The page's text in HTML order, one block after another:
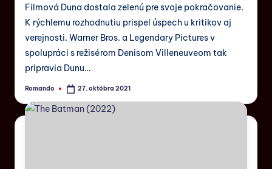
Filmová Duna dostala zelenú pre svoje pokračovanie.
K rýchlemu rozhodnutiu prispel úspech u kritikov aj
verejnosti. Warner Bros. a Legendary Pictures v
spolupráci s režisérom Denisom Villeneuveom tak
pripravia Dunu…
Romando 27. októbra 2021